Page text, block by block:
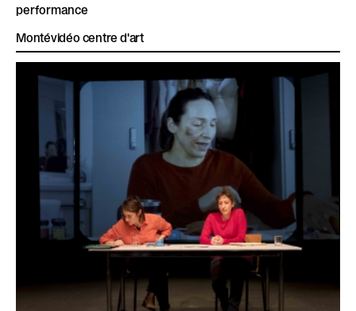
performance
Montévidéo centre d'art